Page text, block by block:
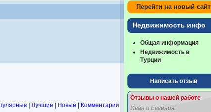
Лучшие Новые Комментарии
Перейти на новый сайт
Недвижимость инфо
Общая информация
Недвижимость в
Турции
Написать отзыв
Отзывы о нашей работе
Иван и Евгения: